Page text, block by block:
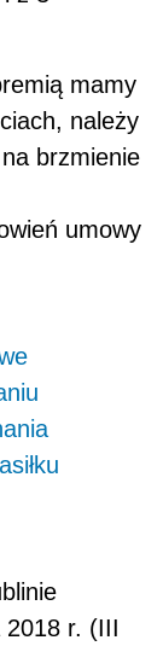
mamy
należy
brzmienie
umowy
2018 r. (III